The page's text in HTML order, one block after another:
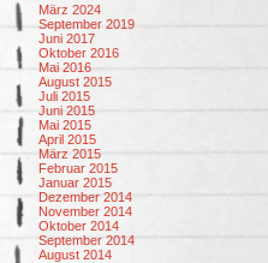
März 2024
September 2019
Juni 2017
Oktober 2016
Mai 2016
August 2015
Juli 2015
Juni 2015
Mai 2015
April 2015
März 2015
Februar 2015
Januar 2015
Dezember 2014
November 2014
Oktober 2014
September 2014
August 2014